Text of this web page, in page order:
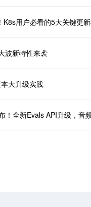
用户必看的5大关键更
波新特性来袭
大升级实践